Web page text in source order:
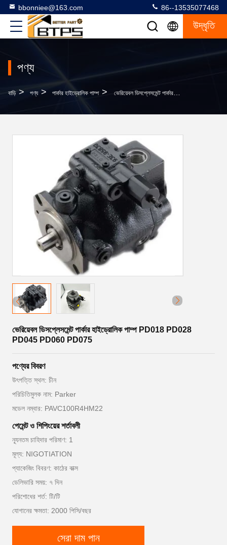
bbonniee@163.com 86--13535077468
উদ্ধৃতি
পণ্য
বাড়ি > পণ্য > পার্কার হাইড্রোলিক পাম্প > ভেরিয়েবল ডিসপ্লেসমেন্ট পার্কার হাইড্রোলিক পাম্প PD018 PD028 PD045 PD060 PD075
ভেরিয়েবল ডিসপ্লেসমেন্ট পার্কার হাইড্রোলিক পাম্প PD018 PD028
PD045 PD060 PD075
পণ্যের বিবরণ
উৎপত্তি স্থল: চীন
পরিচিতিমুলক নাম: Parker
মডেল নম্বার: PAVC100R4HM22
পেমেন্ট ও শিপিংয়ের শর্তাবলী
ন্যূনতম চাহিদার পরিমাণ: 1
মূল্য: NIGOTIATION
প্যাকেজিং বিবরণ: কাঠের বাক্স
ডেলিভারি সময়: ৭ দিন
পরিশোধের শর্ত: টি/টি
যোগানের ক্ষমতা: 2000 পিসি/বছর
সেরা দাম পান